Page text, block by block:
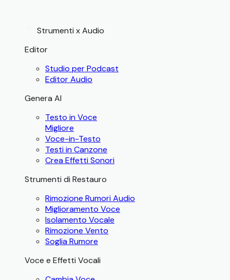
Strumenti x Audio
Editor
Studio per Podcast
Editor Audio
Genera AI
Testo in Voce
Migliore
Voce-in-Testo
Testi in Canzone
Crea Effetti Sonori
Strumenti di Restauro
Rimozione Rumori Audio
Miglioramento Voce
Isolamento Vocale
Rimozione Vento
Soglia Rumore
Voce e Effetti Vocali